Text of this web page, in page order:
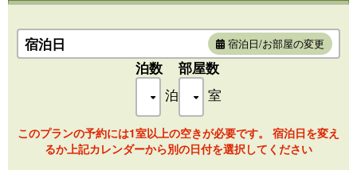
☆子育て応援グッズのご紹介☆
補助便座、ステップ、子供用ハンガー、おむつ用ごみ箱、ベ
ビーバス、ベビーソープ、湯温度計、温湿度計
※おねしょシートの貸出もございます。
【広さ】 約37㎡ （約10.5畳）
【定員】 5名
【設備/備品】
宿泊日 宿泊日/お部屋の変更
泊数
泊
部屋数
室
このプランの予約には1室以上の空きが必要です。 宿泊日を変え
るか上記カレンダーから別の日付を選択してください